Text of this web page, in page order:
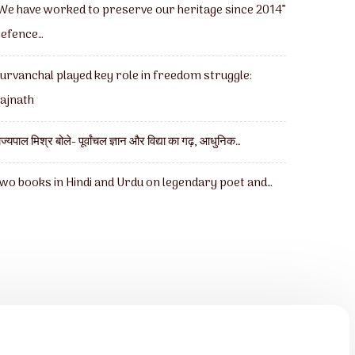
have worked to preserve our heritage since 2014”
played key role in freedom struggle:
मिश्र बोले- पूर्वांचल ज्ञान और विद्या का गढ़, आधुनिक…
books in Hindi and Urdu on legendary poet and…